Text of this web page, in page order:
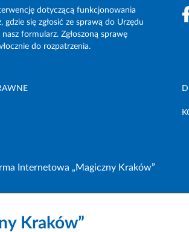
dotyczącą funkcjonowania
gdzie się zgłosić ze sprawą do Urzędu
formularz. Zgłoszoną sprawę
do rozpatrzenia.
Internetowa „Magiczny Kraków”
Kraków”